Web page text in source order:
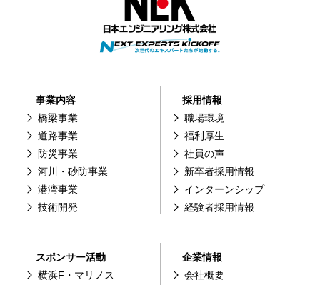
事業内容
橋梁事業
道路事業
防災事業
河川・砂防事業
港湾事業
技術開発
採用情報
職場環境
福利厚生
社員の声
新卒者採用情報
インターンシップ
経験者採用情報
スポンサー活動
横浜F・マリノス
企業情報
会社概要